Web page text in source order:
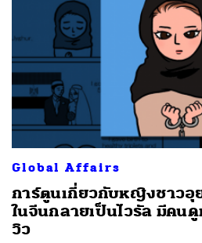
Global Affairs
การ์ตูนเกี่ยวกับหญิงชาว
ในจีนกลายเป็นไวรัล มีคน
วิว